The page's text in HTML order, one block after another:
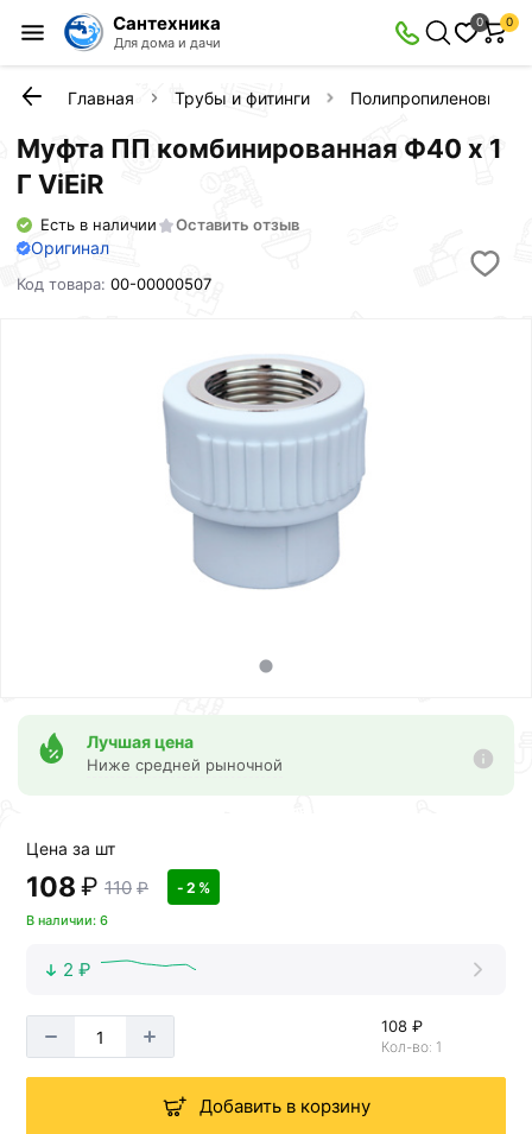
Сантехника
Для дома и дачи
0 0
Главная Трубы и фитинги Полипропиленовые
Муфта ПП комбинированная Ф40 х 1
Г ViEiR
Есть в наличии Оставить отзыв
Оригинал
Код товара:00-00000507
Лучшая цена
Ниже средней рыночной
Цена за шт
108 ₽ 110 ₽ - 2 %
В наличии: 6
2 ₽
108 ₽
Кол-во: 1
Добавить в корзину